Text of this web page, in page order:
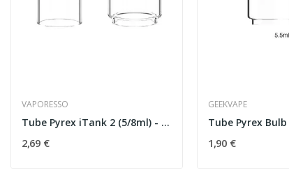
VAPORESSO
Tube Pyrex iTank 2 (5/8ml) - Vaporesso
2,69 €
GEEKVAPE
1,90 €